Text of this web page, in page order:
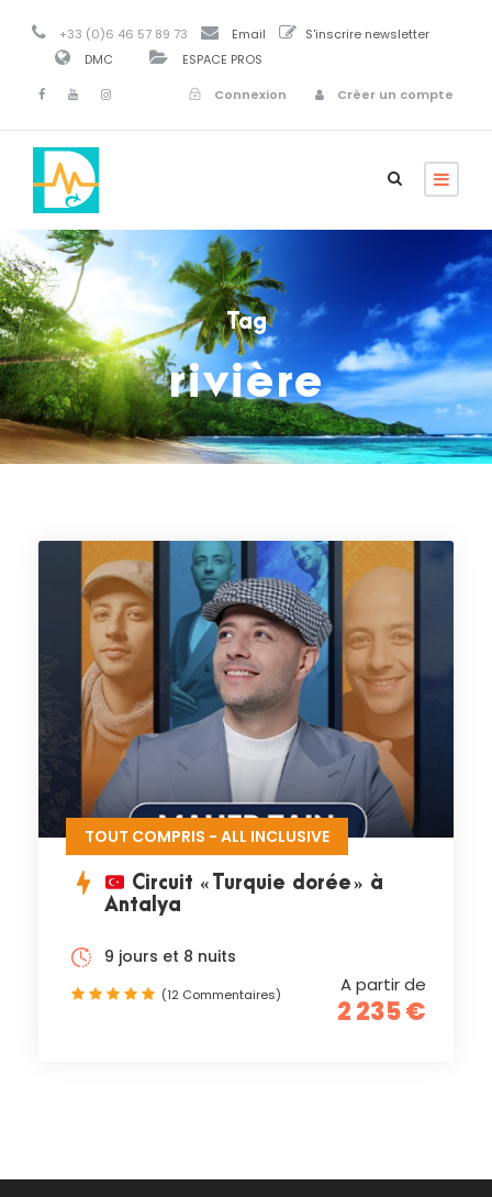
+33 (0)6 46 57 89 73 Email
S'inscrire newsletter
DMC
ESPACE PROS
Connexion
Créer un compte
Tag
rivière
TOUT COMPRIS - ALL INCLUSIVE
Circuit « Turquie dorée » à
Antalya
A partir de
2 235 €
9 jours et 8 nuits
(12 Commentaires)